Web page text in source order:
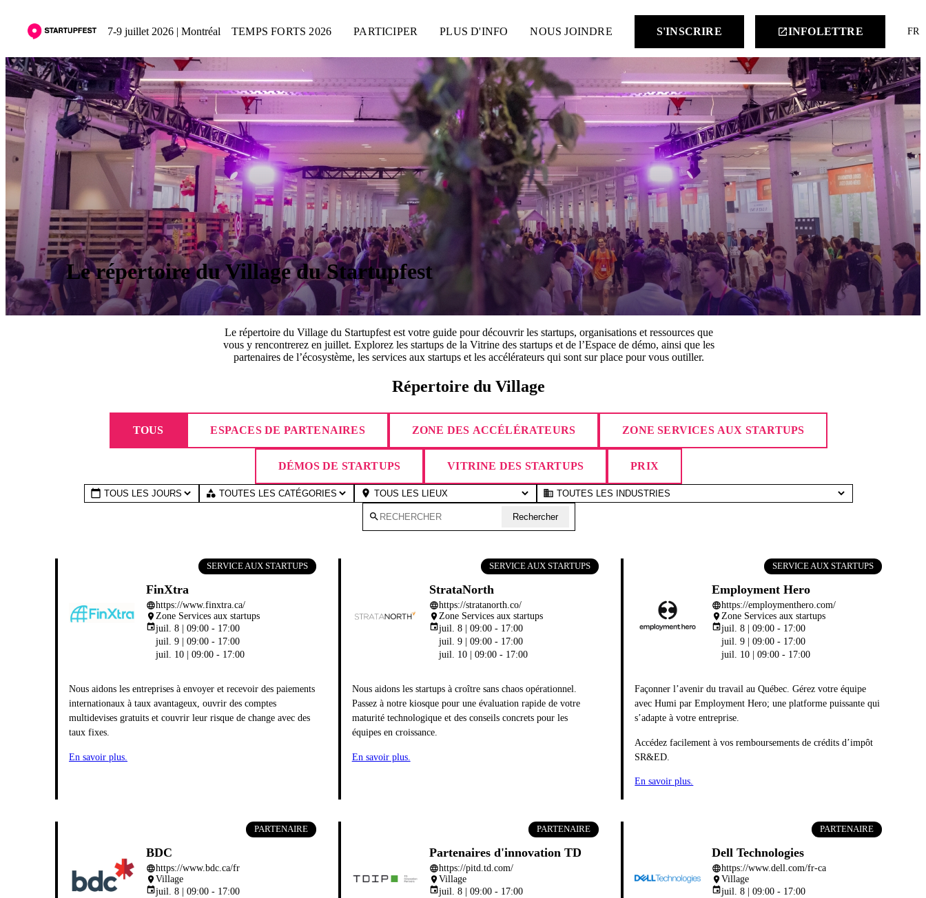
7-9 juillet 2026 | Montréal TEMPS FORTS 2026 PARTICIPER PLUS D'INFO NOUS JOINDRE S'INSCRIRE launchINFOLETTRE FR
Le répertoire du Village du Startupfest
Le répertoire du Village du Startupfest est votre guide pour découvrir les startups, organisations et ressources que
vous y rencontrerez en juillet. Explorez les startups de la Vitrine des startups et de l’Espace de démo, ainsi que les
partenaires de l’écosystème, les services aux startups et les accélérateurs qui sont sur place pour vous outiller.
Répertoire du Village
TOUS ESPACES DE PARTENAIRES ZONE DES ACCÉLÉRATEURS ZONE SERVICES AUX STARTUPS
DÉMOS DE STARTUPS VITRINE DES STARTUPS PRIX
calendar_today category place business
search Rechercher
SERVICE AUX STARTUPS
FinXtra
languagehttps://www.finxtra.ca/
place Zone Services aux startups
eventjuil. 8 | 09:00 - 17:00
juil. 9 | 09:00 - 17:00
juil. 10 | 09:00 - 17:00
Nous aidons les entreprises à envoyer et recevoir des paiements
internationaux à taux avantageux, ouvrir des comptes
multidevises gratuits et couvrir leur risque de change avec des
taux fixes.
En savoir plus.
SERVICE AUX STARTUPS
StrataNorth
languagehttps://stratanorth.co/
place Zone Services aux startups
eventjuil. 8 | 09:00 - 17:00
juil. 9 | 09:00 - 17:00
juil. 10 | 09:00 - 17:00
Nous aidons les startups à croître sans chaos opérationnel.
Passez à notre kiosque pour une évaluation rapide de votre
maturité technologique et des conseils concrets pour les
équipes en croissance.
En savoir plus.
SERVICE AUX STARTUPS
Employment Hero
languagehttps://employmenthero.com/
placeZone Services aux startups
eventjuil. 8 | 09:00 - 17:00
juil. 9 | 09:00 - 17:00
juil. 10 | 09:00 - 17:00
Façonner l’avenir du travail au Québec. Gérez votre équipe
avec Humi par Employment Hero; une platforme puissante qui
s’adapte à votre entreprise.
Accédez facilement à vos remboursements de crédits d’impôt
SR&ED.
En savoir plus.
PARTENAIRE
BDC
languagehttps://www.bdc.ca/fr
place Village
eventjuil. 8 | 09:00 - 17:00
PARTENAIRE
Partenaires d'innovation TD
languagehttps://pitd.td.com/
place Village
eventjuil. 8 | 09:00 - 17:00
PARTENAIRE
Dell Technologies
languagehttps://www.dell.com/fr-ca
place Village
eventjuil. 8 | 09:00 - 17:00